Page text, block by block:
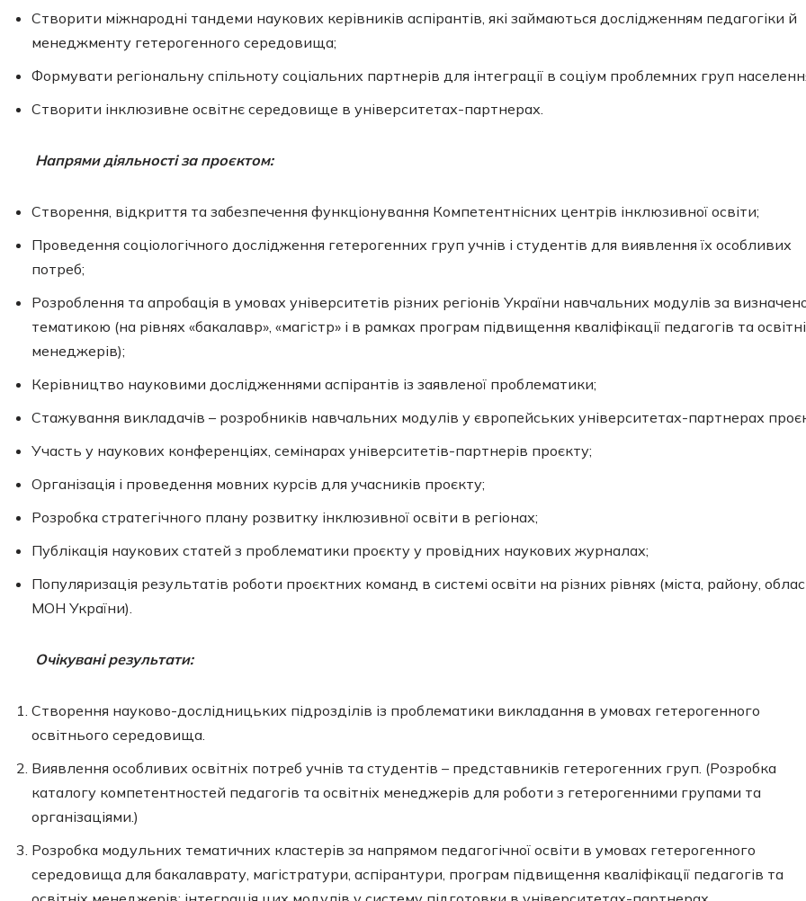
Створити міжнародні тандеми наукових керівників аспірантів, які займаються дослідженням педагогіки й
менеджменту гетерогенного середовища;
Формувати регіональну спільноту соціальних партнерів для інтеграції в соціум проблемних груп
Створити інклюзивне освітнє середовище в університетах-партнерах.
Напрями діяльності за проєктом:
Створення, відкриття та забезпечення функціонування Компетентнісних центрів інклюзивної освіти;
Проведення соціологічного дослідження гетерогенних груп учнів і студентів для виявлення їх особливих
потреб;
Розроблення та апробація в умовах університетів різних регіонів України навчальних модулів за
тематикою (на рівнях «бакалавр», «магістр» і в рамках програм підвищення кваліфікації педагогів та
менеджерів);
Керівництво науковими дослідженнями аспірантів із заявленої проблематики;
Стажування викладачів – розробників навчальних модулів у європейських університетах-партнерах
Участь у наукових конференціях, семінарах університетів-партнерів проєкту;
Організація і проведення мовних курсів для учасників проєкту;
Розробка стратегічного плану розвитку інклюзивної освіти в регіонах;
Публікація наукових статей з проблематики проєкту у провідних наукових журналах;
Популяризація результатів роботи проєктних команд в системі освіти на різних рівнях (міста, району,
МОН України).
Очікувані результати:
Створення науково-дослідницьких підрозділів із проблематики викладання в умовах гетерогенного
освітнього середовища.
Виявлення особливих освітніх потреб учнів та студентів – представників гетерогенних груп. (Розробка
каталогу компетентностей педагогів та освітніх менеджерів для роботи з гетерогенними групами та
організаціями.)
Розробка модульних тематичних кластерів за напрямом педагогічної освіти в умовах гетерогенного
середовища для бакалаврату, магістратури, аспірантури, програм підвищення кваліфікації педагогів та